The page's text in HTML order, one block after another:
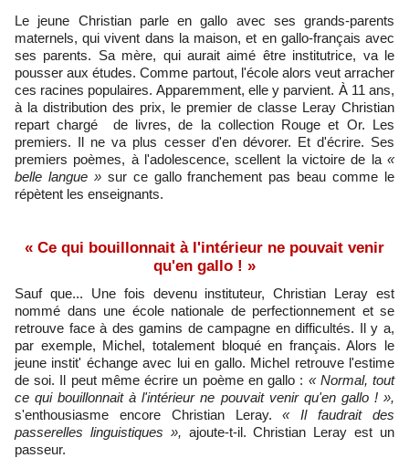
Le jeune Christian parle en gallo avec ses grands-parents
maternels, qui vivent dans la maison, et en gallo-français avec
ses parents. Sa mère, qui aurait aimé être institutrice, va le
pousser aux études. Comme partout, l'école alors veut arracher
ces racines populaires. Apparemment, elle y parvient. À 11 ans,
à la distribution des prix, le premier de classe Leray Christian
repart chargé de livres, de la collection Rouge et Or. Les
premiers. Il ne va plus cesser d'en dévorer. Et d'écrire. Ses
premiers poèmes, à l'adolescence, scellent la victoire de la «
belle langue »sur ce gallo franchement pas beau comme le
répètent les enseignants.
« Ce qui bouillonnait à l'intérieur ne pouvait venir
qu'en gallo ! »
Sauf que... Une fois devenu instituteur, Christian Leray est
nommé dans une école nationale de perfectionnement et se
retrouve face à des gamins de campagne en difficultés. Il y a,
par exemple, Michel, totalement bloqué en français. Alors le
jeune instit' échange avec lui en gallo. Michel retrouve l'estime
de soi. Il peut même écrire un poème en gallo : « Normal, tout
ce qui bouillonnait à l'intérieur ne pouvait venir qu'en gallo ! »,
s'enthousiasme encore Christian Leray.« Il faudrait des
passerelles linguistiques », ajoute-t-il. Christian Leray est un
passeur.